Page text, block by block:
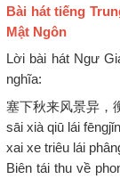
Bài hát tiếng
Mật Ngôn
Lời bài hát Ngư
nghĩa:
塞下秋来风景异，
sāi xià qiū lái
xai xe triêu lái
Biên tái thu về